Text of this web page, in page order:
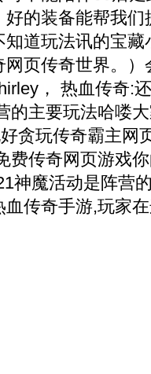
的装备能帮我
道玩法讯的宝
页传奇世界。
， 热血传奇:
的主要玩法哈喽
贪玩传奇霸主网
费传奇网页游戏
神魔活动是阵营
传奇手游,玩家